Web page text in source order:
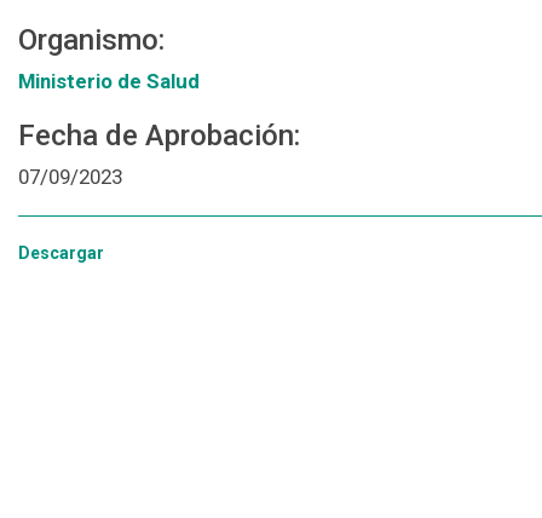
Organismo:
Ministerio de Salud
Fecha de Aprobación:
07/09/2023
Descargar